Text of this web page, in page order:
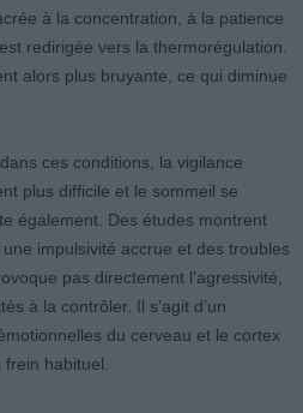
à la concentration, à la patience
redirigée vers la thermorégulation.
alors plus bruyante, ce qui diminue
ces conditions, la vigilance
plus difficile et le sommeil se
également. Des études montrent
impulsivité accrue et des troubles
pas directement l’agressivité,
à la contrôler. Il s’agit d’un
du cerveau et le cortex
habituel.